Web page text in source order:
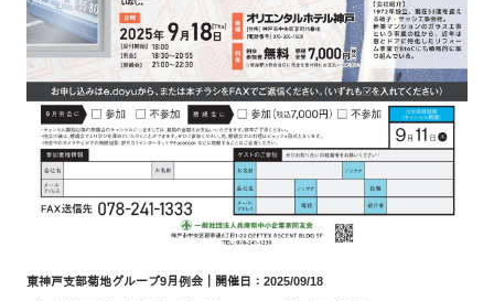
東神戸支部菊地グループ9月例会｜開催日：2025/09/18